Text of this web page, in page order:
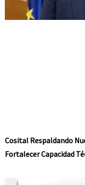
Cosital Respaldando
Fortalecer Capacidad